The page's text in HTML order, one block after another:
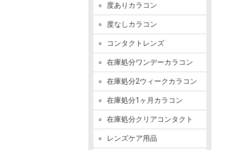
度ありカラコン
度なしカラコン
コンタクトレンズ
在庫処分ワンデーカラコン
在庫処分2ウィークカラコン
在庫処分1ヶ月カラコン
在庫処分クリアコンタクト
レンズケア用品